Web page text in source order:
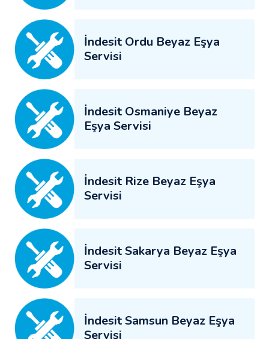
İndesit Ordu Beyaz Eşya
Servisi
İndesit Osmaniye Beyaz
Eşya Servisi
İndesit Rize Beyaz Eşya
Servisi
İndesit Sakarya Beyaz Eşya
Servisi
İndesit Samsun Beyaz Eşya
Servisi